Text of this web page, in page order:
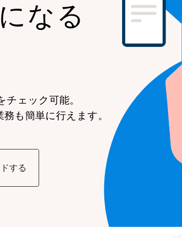
なる
ェック可能。
も簡単に行えます。
する